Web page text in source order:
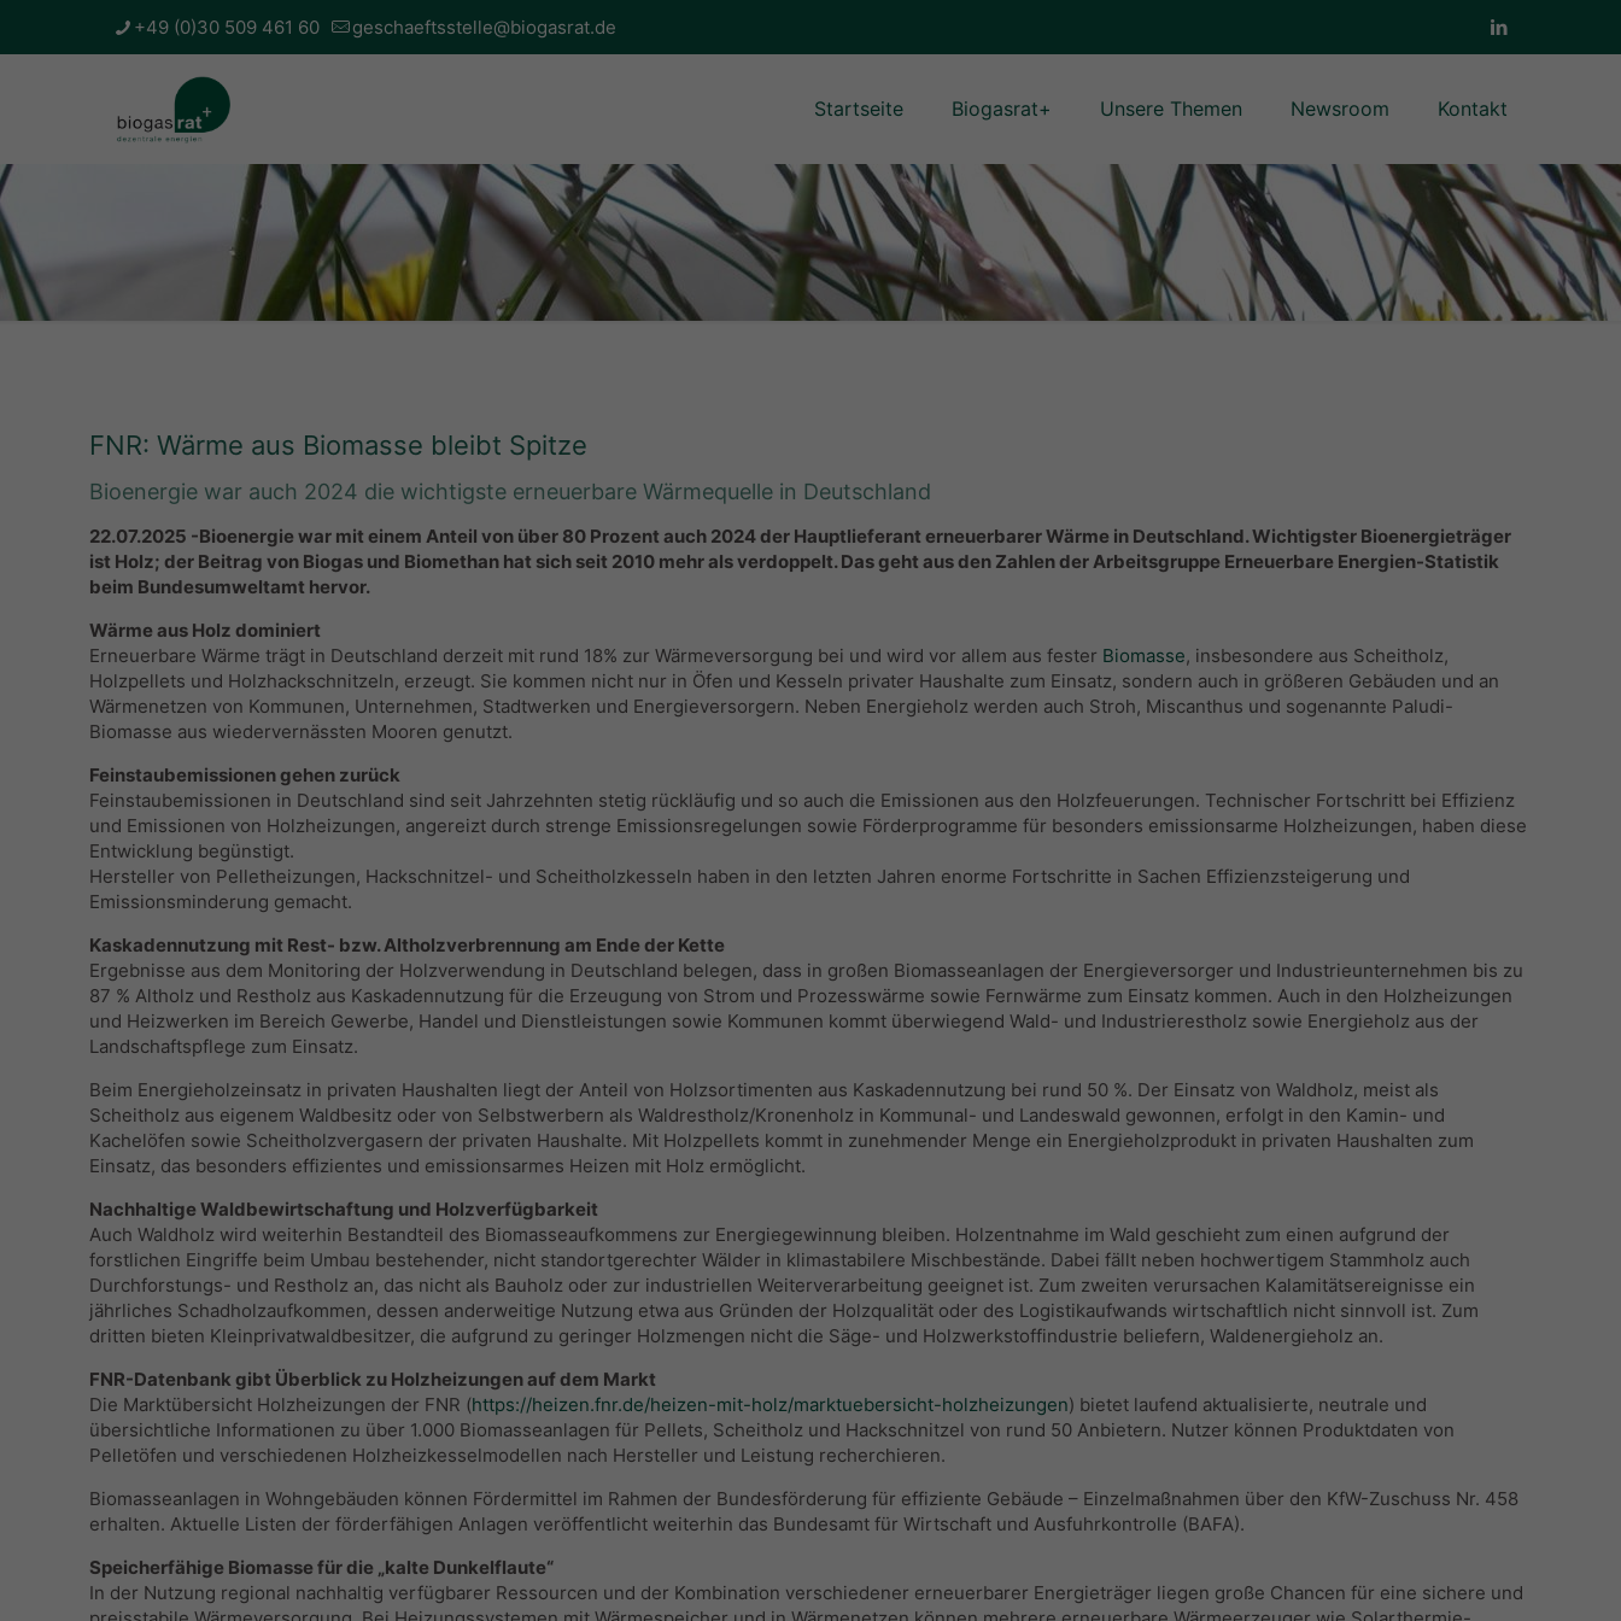
+49 (0)30 509 461 60 geschaeftsstelle@biogasrat.de
Startseite Biogasrat+ Unsere Themen Newsroom Kontakt
FNR: Wärme aus Biomasse bleibt Spitze
Bioenergie war auch 2024 die wichtigste erneuerbare Wärmequelle in Deutschland
22.07.2025 -Bioenergie war mit einem Anteil von über 80 Prozent auch 2024 der Hauptlieferant erneuerbarer Wärme in Deutschland. Wichtigster Bioenergieträger
ist Holz; der Beitrag von Biogas und Biomethan hat sich seit 2010 mehr als verdoppelt. Das geht aus den Zahlen der Arbeitsgruppe Erneuerbare Energien-Statistik
beim Bundesumweltamt hervor.
Wärme aus Holz dominiert
Erneuerbare Wärme trägt in Deutschland derzeit mit rund 18% zur Wärmeversorgung bei und wird vor allem aus fester ⁠ Biomasse, insbesondere aus Scheitholz,
Holzpellets und Holzhackschnitzeln, erzeugt. Sie kommen nicht nur in Öfen und Kesseln privater Haushalte zum Einsatz, sondern auch in größeren Gebäuden und an
Wärmenetzen von Kommunen, Unternehmen, Stadtwerken und Energieversorgern. Neben Energieholz werden auch Stroh, Miscanthus und sogenannte Paludi-
Biomasse aus wiedervernässten Mooren genutzt.
Feinstaubemissionen gehen zurück
Feinstaubemissionen in Deutschland sind seit Jahrzehnten stetig rückläufig und so auch die Emissionen aus den Holzfeuerungen. Technischer Fortschritt bei Effizienz
und Emissionen von Holzheizungen, angereizt durch strenge Emissionsregelungen sowie Förderprogramme für besonders emissionsarme Holzheizungen, haben diese
Entwicklung begünstigt.
Hersteller von Pelletheizungen, Hackschnitzel- und Scheitholzkesseln haben in den letzten Jahren enorme Fortschritte in Sachen Effizienzsteigerung und
Emissionsminderung gemacht.
Kaskadennutzung mit Rest- bzw. Altholzverbrennung am Ende der Kette
Ergebnisse aus dem Monitoring der Holzverwendung in Deutschland belegen, dass in großen Biomasseanlagen der Energieversorger und Industrieunternehmen bis zu
87 % Altholz und Restholz aus Kaskadennutzung für die Erzeugung von Strom und Prozesswärme sowie Fernwärme zum Einsatz kommen. Auch in den Holzheizungen
und Heizwerken im Bereich Gewerbe, Handel und Dienstleistungen sowie Kommunen kommt überwiegend Wald- und Industrierestholz sowie Energieholz aus der
Landschaftspflege zum Einsatz.
Beim Energieholzeinsatz in privaten Haushalten liegt der Anteil von Holzsortimenten aus Kaskadennutzung bei rund 50 %. Der Einsatz von Waldholz, meist als
Scheitholz aus eigenem Waldbesitz oder von Selbstwerbern als Waldrestholz/Kronenholz in Kommunal- und Landeswald gewonnen, erfolgt in den Kamin- und
Kachelöfen sowie Scheitholzvergasern der privaten Haushalte. Mit Holzpellets kommt in zunehmender Menge ein Energieholzprodukt in privaten Haushalten zum
Einsatz, das besonders effizientes und emissionsarmes Heizen mit Holz ermöglicht.
Nachhaltige Waldbewirtschaftung und Holzverfügbarkeit
Auch Waldholz wird weiterhin Bestandteil des Biomasseaufkommens zur Energiegewinnung bleiben. Holzentnahme im Wald geschieht zum einen aufgrund der
forstlichen Eingriffe beim Umbau bestehender, nicht standortgerechter Wälder in klimastabilere Mischbestände. Dabei fällt neben hochwertigem Stammholz auch
Durchforstungs- und Restholz an, das nicht als Bauholz oder zur industriellen Weiterverarbeitung geeignet ist. Zum zweiten verursachen Kalamitätsereignisse ein
jährliches Schadholzaufkommen, dessen anderweitige Nutzung etwa aus Gründen der Holzqualität oder des Logistikaufwands wirtschaftlich nicht sinnvoll ist. Zum
dritten bieten Kleinprivatwaldbesitzer, die aufgrund zu geringer Holzmengen nicht die Säge- und Holzwerkstoffindustrie beliefern, Waldenergieholz an.
FNR-Datenbank gibt Überblick zu Holzheizungen auf dem Markt
Die Marktübersicht Holzheizungen der FNR (https://heizen.fnr.de/heizen-mit-holz/marktuebersicht-holzheizungen) bietet laufend aktualisierte, neutrale und
übersichtliche Informationen zu über 1.000 Biomasseanlagen für Pellets, Scheitholz und Hackschnitzel von rund 50 Anbietern. Nutzer können Produktdaten von
Pelletöfen und verschiedenen Holzheizkesselmodellen nach Hersteller und Leistung recherchieren.
Biomasseanlagen in Wohngebäuden können Fördermittel im Rahmen der Bundesförderung für effiziente Gebäude – Einzelmaßnahmen über den KfW-Zuschuss Nr. 458
erhalten. Aktuelle Listen der förderfähigen Anlagen veröffentlicht weiterhin das Bundesamt für Wirtschaft und Ausfuhrkontrolle (BAFA).
Speicherfähige Biomasse für die „kalte Dunkelflaute“
In der Nutzung regional nachhaltig verfügbarer Ressourcen und der Kombination verschiedener erneuerbarer Energieträger liegen große Chancen für eine sichere und